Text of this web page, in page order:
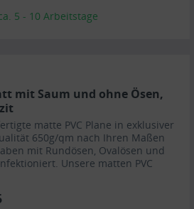
5 - 10 Arbeitstage
mit Saum und ohne Ösen,
matte PVC Plane in exklusiver
650g/qm nach Ihren Maßen
mit Rundösen, Ovalösen und
Unsere matten PVC